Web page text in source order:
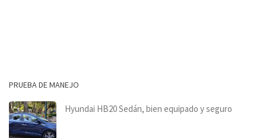
PRUEBA DE MANEJO
Hyundai HB20 Sedán, bien equipado y seguro